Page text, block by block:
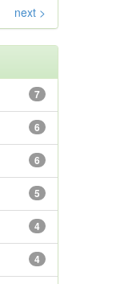
next >
7
6
6
5
4
4